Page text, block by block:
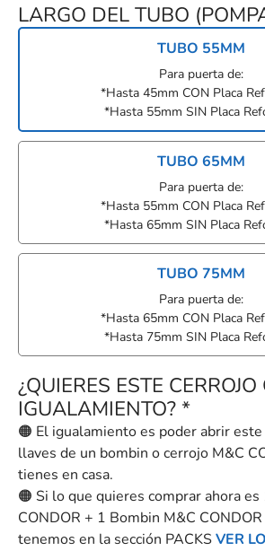
LARGO DEL TUBO
TUBO 55MM
Para puerta de:
*Hasta 45mm CON Placa
*Hasta 55mm SIN Placa
TUBO 65MM
Para puerta de:
*Hasta 55mm CON Placa
*Hasta 65mm SIN Placa
TUBO 75MM
Para puerta de:
*Hasta 65mm CON Placa
*Hasta 75mm SIN Placa
¿QUIERES ESTE CERROJO
IGUALAMIENTO? *
🟠 El igualamiento es poder abrir
llaves de un bombin o cerrojo M&C
tienes en casa.
🟠 Si lo que quieres comprar ahora
CONDOR + 1 Bombin M&C
tenemos en la sección PACKSVER